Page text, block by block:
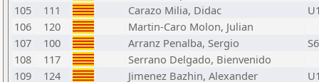
105
111 Carazo Milia, Didac
106
120
Martin-Caro Molon, Julian
107
100 Arranz Penalba, Sergio
108
117
Serrano Delgado, Bienvenido
109
124 Jimenez Bazhin, Alexander